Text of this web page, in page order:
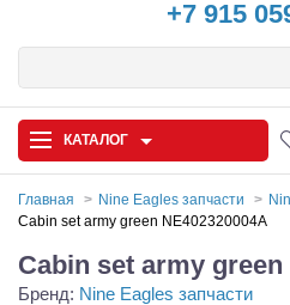
+7 915
КАТАЛОГ
Запчасти и аксессуары
Главная Nine Eagles запчасти
Cabin set army green NE402320004A
Cabin set army green
Бренд: Nine Eagles запчасти